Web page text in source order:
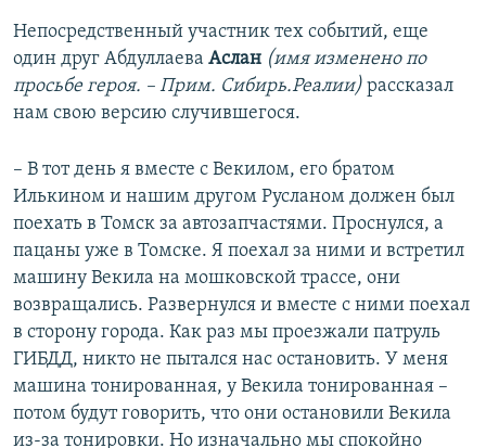
Непосредственный участник тех событий, еще
один друг Абдуллаева Аслан (имя изменено по
просьбе героя. – Прим. Сибирь.Реалии) рассказал
нам свою версию случившегося.
– В тот день я вместе с Векилом, его братом
Илькином и нашим другом Русланом должен был
поехать в Томск за автозапчастями. Проснулся, а
пацаны уже в Томске. Я поехал за ними и встретил
машину Векила на мошковской трассе, они
возвращались. Развернулся и вместе с ними поехал
в сторону города. Как раз мы проезжали патруль
ГИБДД, никто не пытался нас остановить. У меня
машина тонированная, у Векила тонированная –
потом будут говорить, что они остановили Векила
из-за тонировки. Но изначально мы спокойно